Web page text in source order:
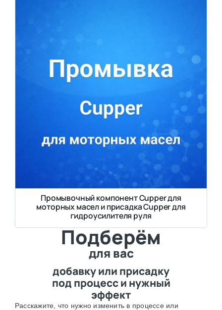
Промывочный компонент Cupper для
моторных масел и присадка Cupper для
гидроусилителя руля
Подберём
для вас
добавку или присадку
под процесс и нужный
эффект
Расскажите, что нужно изменить в процессе или